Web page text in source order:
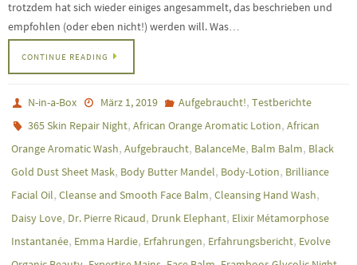
trotzdem hat sich wieder einiges angesammelt, das beschrieben und
empfohlen (oder eben nicht!) werden will. Was…
CONTINUE READING
N-in-a-Box März 1, 2019 Aufgebraucht!, Testberichte
365 Skin Repair Night,African Orange Aromatic Lotion,African
Orange Aromatic Wash, Aufgebraucht, BalanceMe, Balm Balm, Black
Gold Dust Sheet Mask, Body Butter Mandel, Body-Lotion, Brilliance
Facial Oil, Cleanse and Smooth Face Balm, Cleansing Hand Wash,
Daisy Love, Dr. Pierre Ricaud, Drunk Elephant, Elixir Métamorphose
Instantanée, Emma Hardie, Erfahrungen, Erfahrungsbericht, Evolve